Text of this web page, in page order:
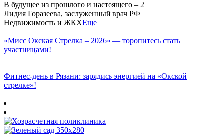
В будущее из прошлого и настоящего – 2
Лидия Горазеева, заслуженный врач РФ
Недвижимость и ЖКХЕще
«Мисс Окская Стрелка – 2026» — торопитесь стать
участницами!
Фитнес‑день в Рязани: зарядись энергией на «Окской
стрелке»!